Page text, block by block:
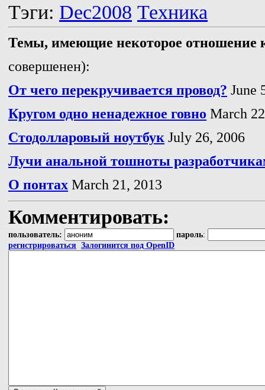
Тэги: Dec2008 Техника
Темы, имеющие некоторое отношение
совершенен):
От чего перекручивается провод? June
Кругом одно ненадежное говно March
Стодолларовый ноутбук July 26, 2006
Лучи анальной тошноты
О понтах March 21, 2013
Комментировать:
пользователь: пароль:
регистрироваться Залогинится под OpenID